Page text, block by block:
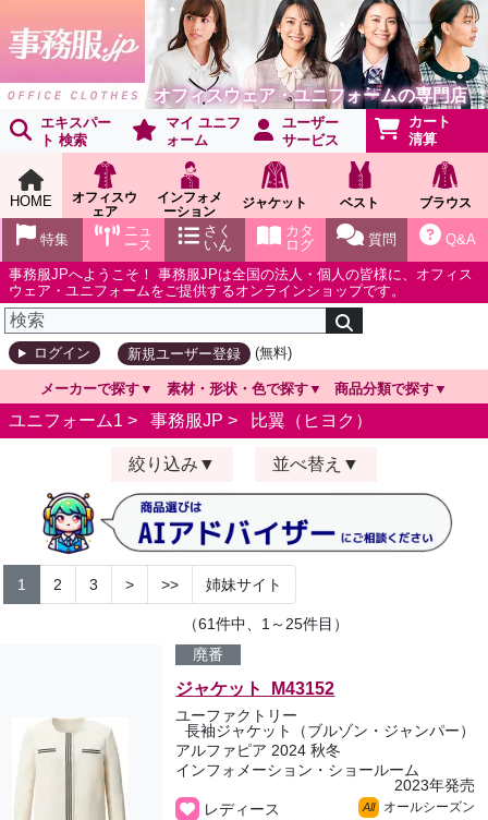
オフィスウェア・ユニフォームの専門店
エキスパー
ト 検索
マイ ユニフ
ォーム
ユーザー
サービス
カート
清算
HOME
オフィスウ
ェア
インフォメ
ーション
ショールー
ム
ジャケット ベスト ブラウス
Q&A
質問
カタ
ログ
さく
いん
ニュ
ース
特集
事務服JPへようこそ！ 事務服JPは全国の法人・個人の皆様に、オフィス
ウェア・ユニフォームをご提供するオンラインショップです。
ログイン 新規ユーザー登録 (無料)
メーカーで探す 素材・形状・色で探す 商品分類で探す
ユニフォーム1 > 事務服JP > 比翼（ヒヨク）
絞り込み 並べ替え
1 2 3 > >> 姉妹サイト
（61件中、1～25件目）
廃番
ジャケット M43152
ユーファクトリー
長袖ジャケット（ブルゾン・ジャンパー）
アルファピア 2024 秋冬
インフォメーション・ショールーム
2023年発売
レディース
All オールシーズン